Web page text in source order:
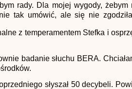
rady. Dla mojej wygody, żebym
tak umówić, ale się nie
z temperamentem Stefka i
badanie słuchu BERA.
słyszał 50 decybeli.